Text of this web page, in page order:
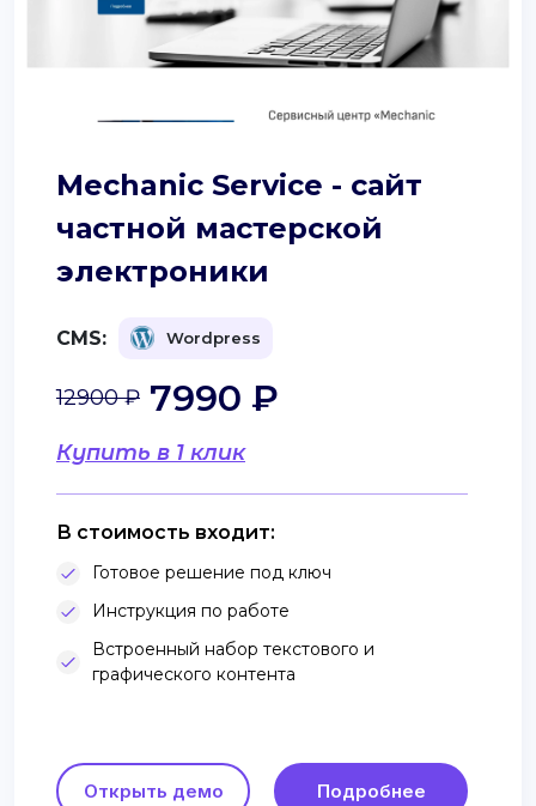
Mechanic Service - сайт
частной мастерской
электроники
CMS: Wordpress
Купить в 1 клик
12900 ₽ 7990 ₽
В стоимость входит:
Готовое решение под ключ
Инструкция по работе
Встроенный набор текстового и
графического контента
Открыть демо Подробнее